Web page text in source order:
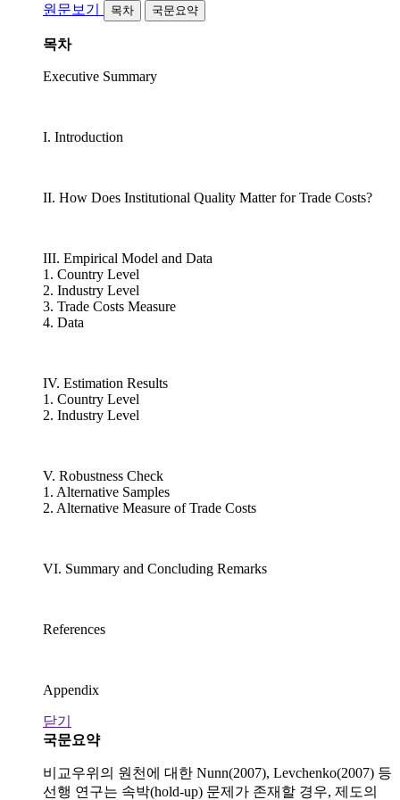
원문보기 목차 국문요약
목차
Executive Summary
I. Introduction
II. How Does Institutional Quality Matter for Trade Costs?
III. Empirical Model and Data
1. Country Level
2. Industry Level
3. Trade Costs Measure
4. Data
IV. Estimation Results
1. Country Level
2. Industry Level
V. Robustness Check
1. Alternative Samples
2. Alternative Measure of Trade Costs
VI. Summary and Concluding Remarks
References
Appendix
닫기
국문요약
비교우위의 원천에 대한 Nunn(2007), Levchenko(2007) 등
선행 연구는 속박(hold-up) 문제가 존재할 경우, 제도의